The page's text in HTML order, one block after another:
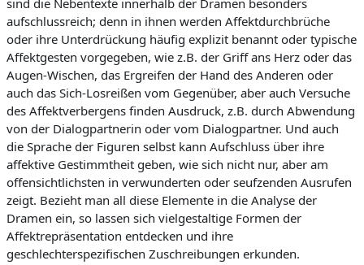
aufschlussreich; denn in ihnen werden Affektdurchbrüche
oder ihre Unterdrückung häufig explizit benannt oder typische
Affektgesten vorgegeben, wie z.B. der Griff ans Herz oder das
Augen-Wischen, das Ergreifen der Hand des Anderen oder
auch das Sich-Losreißen vom Gegenüber, aber auch Versuche
des Affektverbergens finden Ausdruck, z.B. durch Abwendung
von der Dialogpartnerin oder vom Dialogpartner. Und auch
die Sprache der Figuren selbst kann Aufschluss über ihre
affektive Gestimmtheit geben, wie sich nicht nur, aber am
offensichtlichsten in verwunderten oder seufzenden Ausrufen
zeigt. Bezieht man all diese Elemente in die Analyse der
Dramen ein, so lassen sich vielgestaltige Formen der
Affektrepräsentation entdecken und ihre
geschlechterspezifischen Zuschreibungen erkunden.